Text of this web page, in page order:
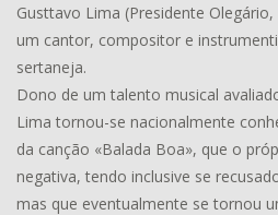
Gusttavo Lima (Presidente
um cantor, compositor e
sertaneja.
Dono de um talento musical
Lima tornou-se nacionalmente
da canção «Balada Boa», que o
negativa, tendo inclusive se
mas que eventualmente se tornou